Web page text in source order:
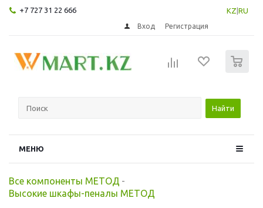
+7 727 31 22 666 KZ RU
Вход Регистрация
Найти
МЕНЮ
Все компоненты МЕТОД -
Высокие шкафы-пеналы МЕТОД